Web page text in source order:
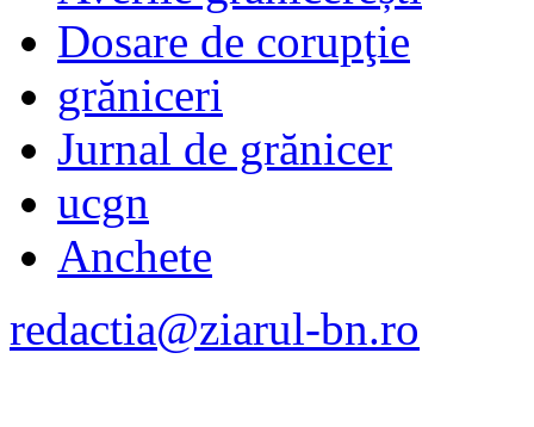
Dosare de corupţie
grăniceri
Jurnal de grănicer
ucgn
Anchete
redactia@ziarul-bn.ro